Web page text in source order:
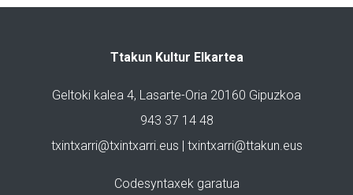
Ttakun Kultur Elkartea
Geltoki kalea 4, Lasarte-Oria 20160 Gipuzkoa
943 37 14 48
txintxarri@txintxarri.eus | txintxarri@ttakun.eus
Codesyntaxek garatua